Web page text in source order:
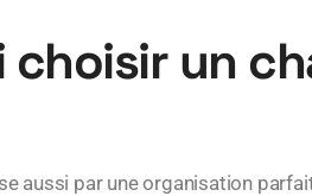
choisir un
aussi par une organisation